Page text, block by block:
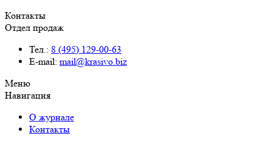
Контакты
Отдел продаж
Тел.: 8 (495) 129-00-63
E-mail: mail@krasivo.biz
Меню
Навигация
О журнале
Контакты